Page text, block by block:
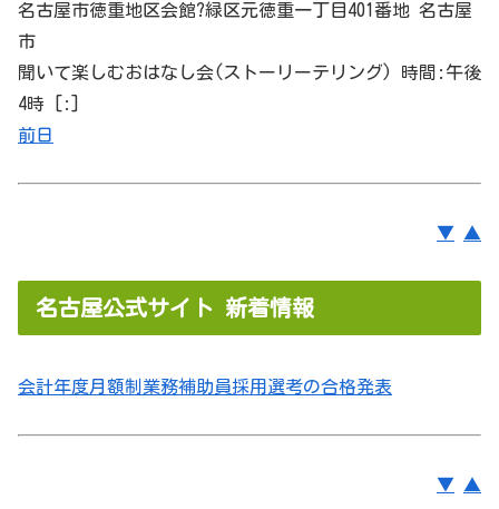
名古屋市徳重地区会館?緑区元徳重一丁目401番地 名古屋
市
聞いて楽しむおはなし会(ストーリーテリング) 時間:午後
4時 [:]
前日
▼ ▲
名古屋公式サイト 新着情報
会計年度月額制業務補助員採用選考の合格発表
▼ ▲